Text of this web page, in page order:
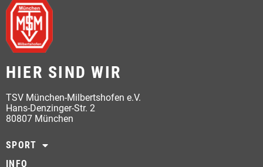
HIER SIND WIR
TSV München-Milbertshofen e.V.
Hans-Denzinger-Str. 2
80807 München
SPORT
INFO